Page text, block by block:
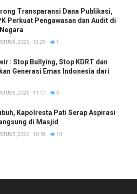
Transparansi Dana Publikasi,
Perkuat Pengawasan dan Audit di
5, 2026 | 13:29 1
: Stop Bullying, Stop KDRT dan
Generasi Emas Indonesia dari
5, 2026 | 11:17 3
Kapolresta Pati Serap Aspirasi
di Masjid
5, 2026 | 10:18 10